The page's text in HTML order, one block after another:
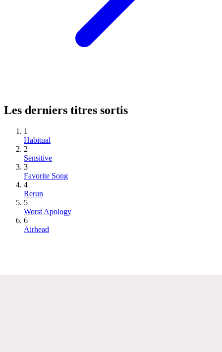
Les derniers titres sortis
1
Habitual
2
Sensitive
3
Favorite Song
4
Rerun
5
Worst Apology
6
Airhead